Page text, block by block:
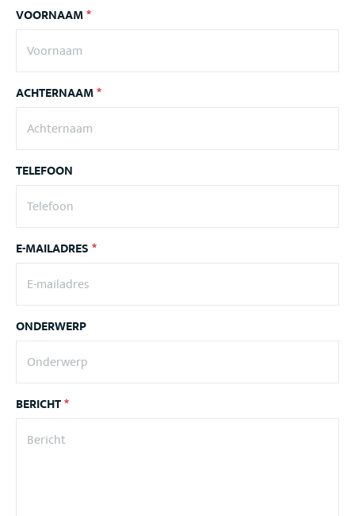
VOORNAAM*
ACHTERNAAM*
TELEFOON
E-MAILADRES*
ONDERWERP
BERICHT*